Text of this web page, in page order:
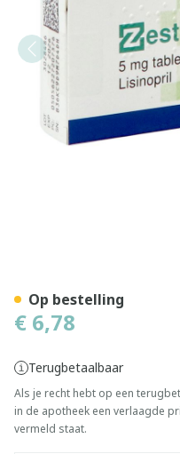
€ 6,78
Terugbetaalbaar
Als je recht hebt op een
in de apotheek een verlaagde
vermeld staat.
Op bestelling